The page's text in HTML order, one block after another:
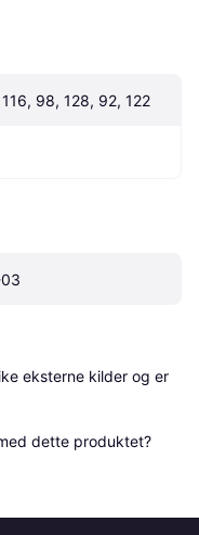
98, 128, 92, 122
eksterne kilder og er
dette produktet?